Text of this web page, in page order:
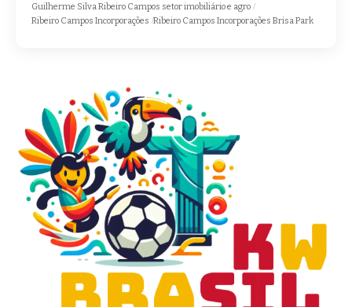
Guilherme Silva Ribeiro Campos setor imobiliário e agro
Ribeiro Campos Incorporações Ribeiro Campos Incorporações Brisa Park